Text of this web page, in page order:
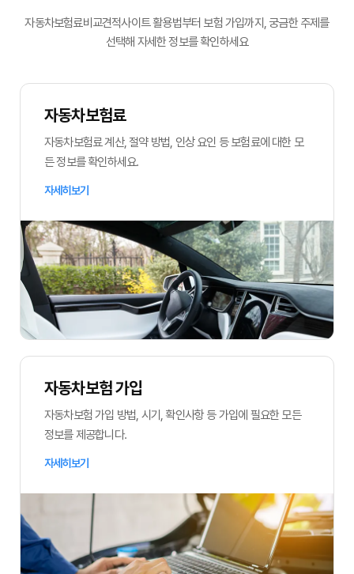
자동차보험료비교견적사이트 활용법부터 보험 가입까지, 궁금한 주제를
선택해 자세한 정보를 확인하세요
자동차보험료
자동차보험료 계산, 절약 방법, 인상 요인 등 보험료에 대한 모
든 정보를 확인하세요.
자세히보기
자동차보험 가입
자동차보험 가입 방법, 시기, 확인사항 등 가입에 필요한 모든
정보를 제공합니다.
자세히보기